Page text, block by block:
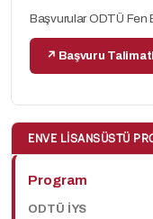
Başvurular ODTÜ Fen
↗ Başvuru
ENVE LISANSÜSTÜ